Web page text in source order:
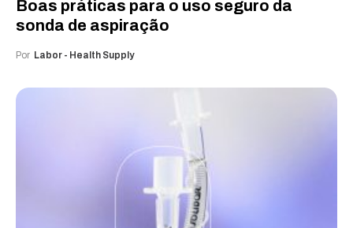
Boas práticas para o uso seguro da
sonda de aspiração
Por Labor - Health Supply